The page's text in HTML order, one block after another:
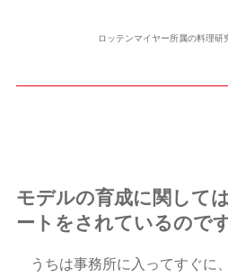
ロッテンマイヤー所属の料理研
モデルの育成に関して
ートをされているのです
うちは事務所に入ってすぐに